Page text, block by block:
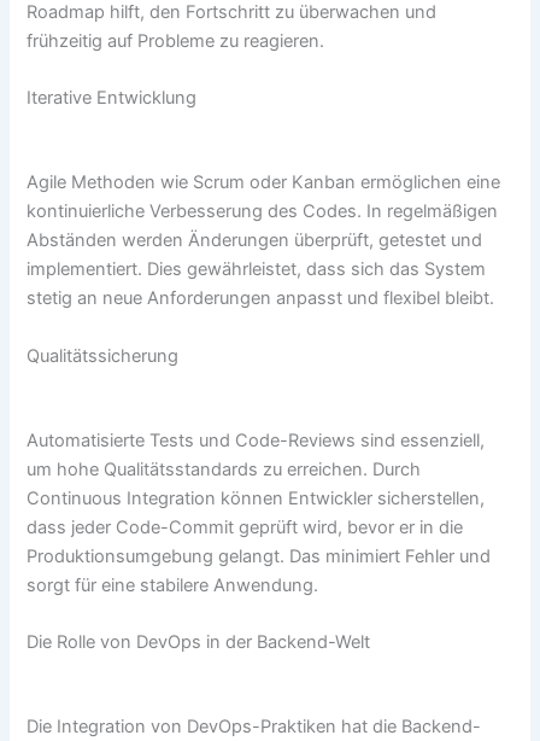
Roadmap hilft, den Fortschritt zu überwachen und
frühzeitig auf Probleme zu reagieren.
Iterative Entwicklung
Agile Methoden wie Scrum oder Kanban ermöglichen eine
kontinuierliche Verbesserung des Codes. In regelmäßigen
Abständen werden Änderungen überprüft, getestet und
implementiert. Dies gewährleistet, dass sich das System
stetig an neue Anforderungen anpasst und flexibel bleibt.
Qualitätssicherung
Automatisierte Tests und Code-Reviews sind essenziell,
um hohe Qualitätsstandards zu erreichen. Durch
Continuous Integration können Entwickler sicherstellen,
dass jeder Code-Commit geprüft wird, bevor er in die
Produktionsumgebung gelangt. Das minimiert Fehler und
sorgt für eine stabilere Anwendung.
Die Rolle von DevOps in der Backend-Welt
Die Integration von DevOps-Praktiken hat die Backend-